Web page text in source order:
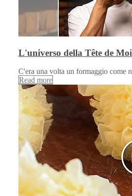
L'universo della Tête de
C'era una volta un formaggio come
Read more